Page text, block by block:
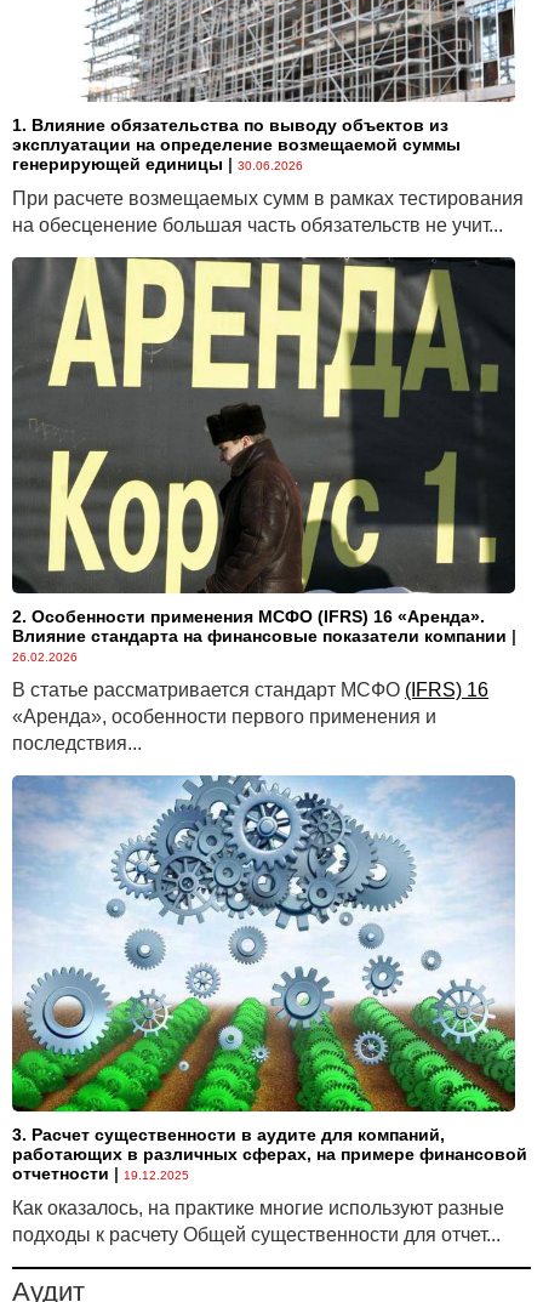
1. Влияние обязательства по выводу объектов из
эксплуатации на определение возмещаемой суммы
генерирующей единицы | 30.06.2026
При расчете возмещаемых сумм в рамках тестирования
на обесценение большая часть обязательств не учит...
2. Особенности применения МСФО (IFRS) 16 «Аренда».
Влияние стандарта на финансовые показатели компании |
26.02.2026
В статье рассматривается стандарт МСФО (IFRS) 16
«Аренда», особенности первого применения и
последствия...
3. Расчет существенности в аудите для компаний,
работающих в различных сферах, на примере финансовой
отчетности | 19.12.2025
Как оказалось, на практике многие используют разные
подходы к расчету Общей существенности для отчет...
Аудит